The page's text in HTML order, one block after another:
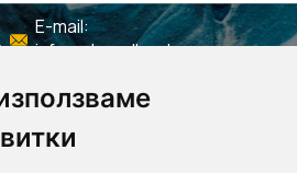
E-mail:
info@shagall-colors.com